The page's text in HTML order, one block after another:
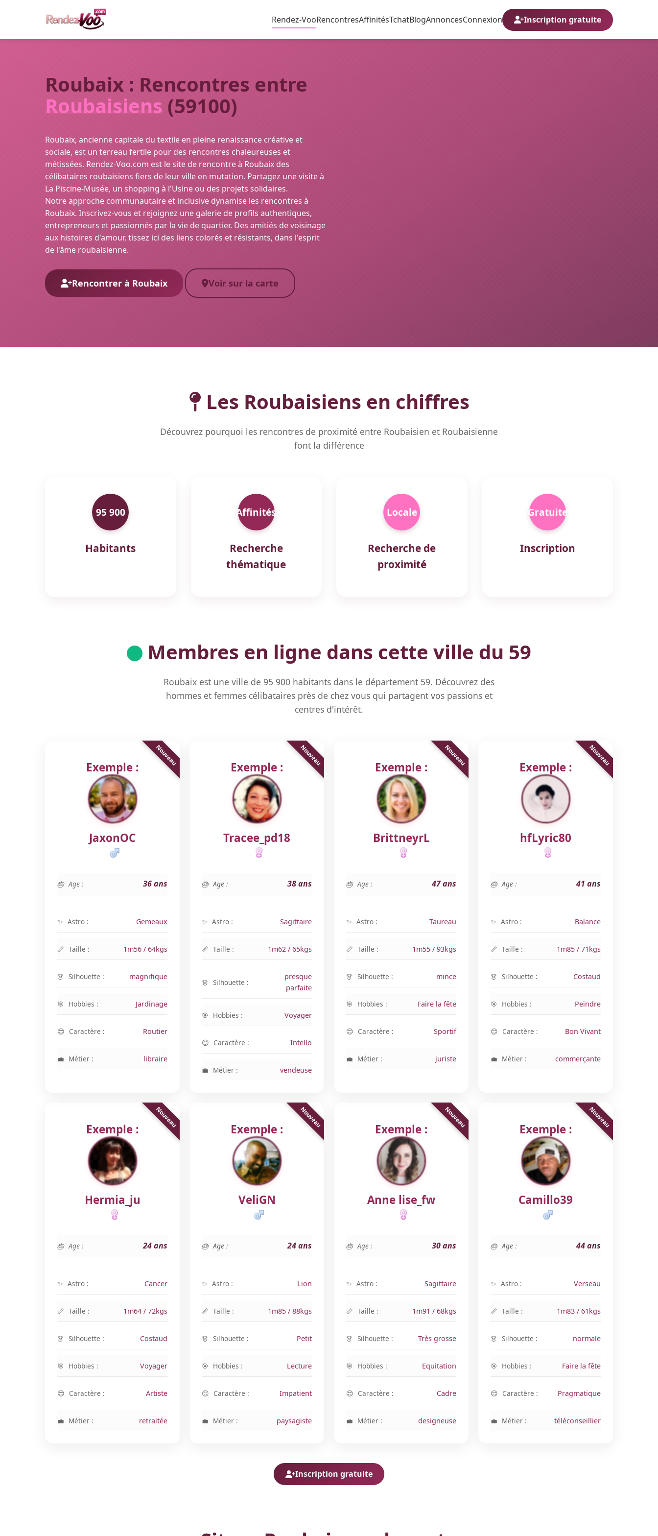
Rendez-VooRencontresAffinitésTchatBlogAnnoncesConnexion Inscription gratuite
Roubaix : Rencontres entre
Roubaisiens (59100)
Roubaix, ancienne capitale du textile en pleine renaissance créative et
sociale, est un terreau fertile pour des rencontres chaleureuses et
métissées. Rendez-Voo.com est le site de rencontre à Roubaix des
célibataires roubaisiens fiers de leur ville en mutation. Partagez une visite à
La Piscine-Musée, un shopping à l'Usine ou des projets solidaires.
Notre approche communautaire et inclusive dynamise les rencontres à
Roubaix. Inscrivez-vous et rejoignez une galerie de profils authentiques,
entrepreneurs et passionnés par la vie de quartier. Des amitiés de voisinage
aux histoires d'amour, tissez ici des liens colorés et résistants, dans l'esprit
de l'âme roubaisienne.
Rencontrer à Roubaix Voir sur la carte
Les Roubaisiens en chiffres
Découvrez pourquoi les rencontres de proximité entre Roubaisien et Roubaisienne
font la différence
95 900
Habitants
Affinités
Recherche
thématique
Locale
Recherche de
proximité
Gratuite
Inscription
Membres en ligne dans cette ville du 59
Roubaix est une ville de 95 900 habitants dans le département 59. Découvrez des
hommes et femmes célibataires près de chez vous qui partagent vos passions et
centres d'intérêt.
Exemple :
JaxonOC
Age : 36 ans
Astro : Gemeaux
Taille : 1m56 / 64kgs
Silhouette : magnifique
Hobbies : Jardinage
Caractère : Routier
Métier : libraire
Exemple :
Tracee_pd18
Age : 38 ans
Astro : Sagittaire
Taille : 1m62 / 65kgs
Silhouette :
presque
parfaite
Hobbies : Voyager
Caractère : Intello
Métier : vendeuse
Exemple :
BrittneyrL
Age : 47 ans
Astro : Taureau
Taille : 1m55 / 93kgs
Silhouette : mince
Hobbies : Faire la fête
Caractère : Sportif
Métier : juriste
Exemple :
hfLyric80
Age : 41 ans
Astro : Balance
Taille : 1m85 / 71kgs
Silhouette : Costaud
Hobbies : Peindre
Caractère : Bon Vivant
Métier : commerçante
Exemple :
Hermia_ju
Age : 24 ans
Astro : Cancer
Taille : 1m64 / 72kgs
Silhouette : Costaud
Hobbies : Voyager
Caractère : Artiste
Métier : retraitée
Exemple :
VeliGN
Age : 24 ans
Astro : Lion
Taille : 1m85 / 88kgs
Silhouette : Petit
Hobbies : Lecture
Caractère : Impatient
Métier : paysagiste
Exemple :
Anne lise_fw
Age : 30 ans
Astro : Sagittaire
Taille : 1m91 / 68kgs
Silhouette : Très grosse
Hobbies : Equitation
Caractère : Cadre
Métier : designeuse
Exemple :
Camillo39
Age : 44 ans
Astro : Verseau
Taille : 1m83 / 61kgs
Silhouette : normale
Hobbies : Faire la fête
Caractère : Pragmatique
Métier : téléconseillier
Inscription gratuite